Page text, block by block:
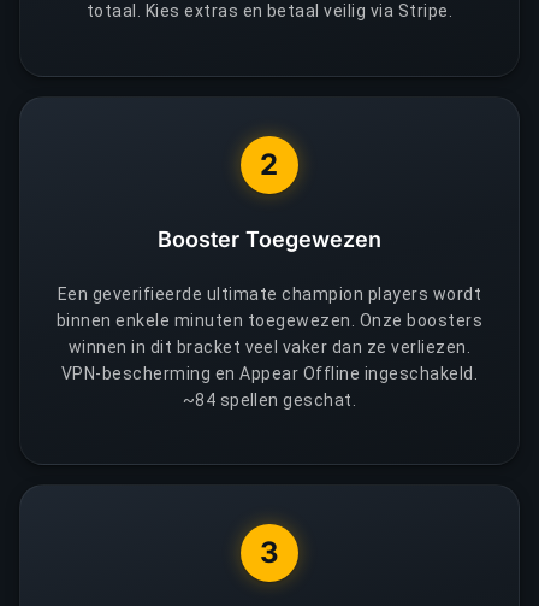
totaal. Kies extras en betaal veilig via Stripe.
2
Booster Toegewezen
Een geverifieerde ultimate champion players wordt
binnen enkele minuten toegewezen. Onze boosters
winnen in dit bracket veel vaker dan ze verliezen.
VPN-bescherming en Appear Offline ingeschakeld.
~84 spellen geschat.
3